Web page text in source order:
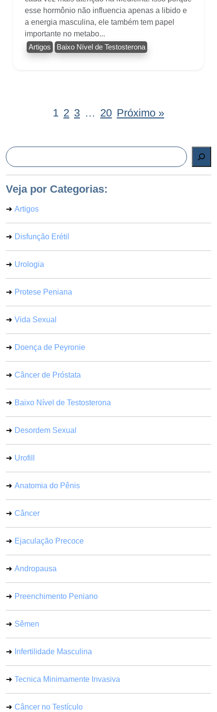
esse hormônio não influencia apenas a libido e
a energia masculina, ele também tem papel
importante no metabo...
Artigos Baixo Nível de Testosterona
1 2 3 … 20 Próximo »
Pesquisar
Veja por Categorias:
Artigos
Disfunção Erétil
Urologia
Protese Peniana
Vida Sexual
Doença de Peyronie
Câncer de Próstata
Baixo Nível de Testosterona
Desordem Sexual
Urofill
Anatomia do Pênis
Câncer
Ejaculação Precoce
Andropausa
Preenchimento Peniano
Sêmen
Infertilidade Masculina
Tecnica Minimamente Invasiva
Câncer no Testículo